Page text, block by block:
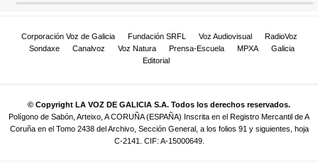
Corporación Voz de Galicia Fundación SRFL Voz Audiovisual
RadioVoz
Sondaxe
Canalvoz Voz Natura Prensa-Escuela MPXA
Galicia
Editorial
© Copyright LA VOZ DE GALICIA S.A. Todos los derechos reservados.
Polígono de Sabón, Arteixo, A CORUÑA (ESPAÑA) Inscrita en el Registro Mercantil de A
Coruña en el Tomo 2438 del Archivo, Sección General, a los folios 91 y siguientes, hoja
C-2141. CIF: A-15000649.